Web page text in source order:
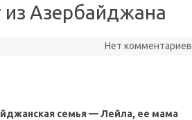
Азербайджана
Нет комментариев
семья — Лейла, ее мама